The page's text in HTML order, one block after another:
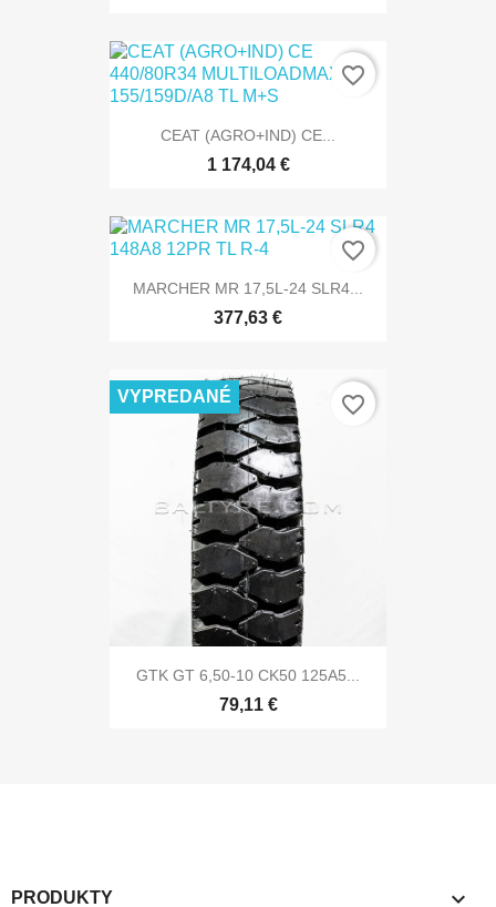
CEAT (AGRO+IND) CE...
1 174,04 €
favorite_border
MARCHER MR 17,5L-24 SLR4...
377,63 €
favorite_border
GTK GT 6,50-10 CK50 125A5...
79,11 €
VYPREDANÉ favorite_border
PRODUKTY 